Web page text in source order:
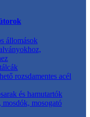
állomások
rozsdamentes acél
és hamutartók
mosdók, mosogató